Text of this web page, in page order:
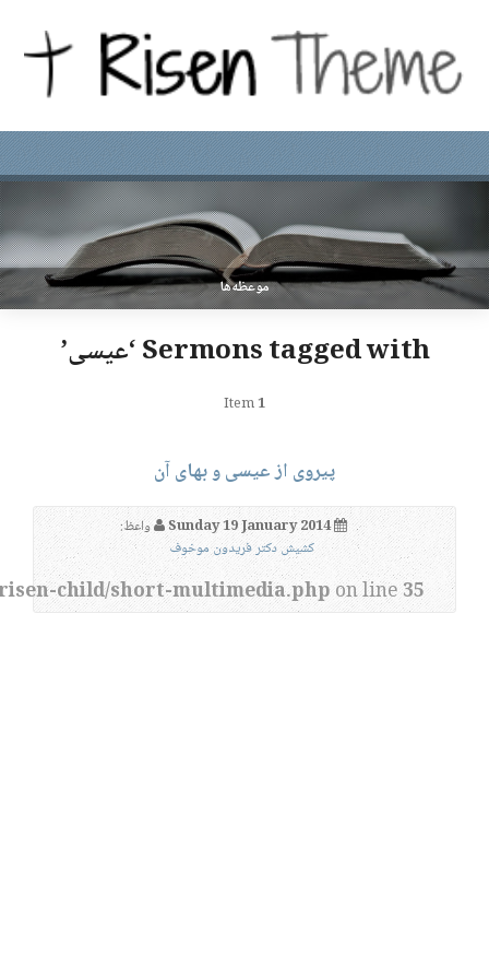
موعظه‌ها
Sermons tagged with ‘عیسی’
1
پیروی از عیسی و بهای آن
Sunday 19 January 2014
واعظ:
کشیش دکتر فریدون موخوف
child/short-multimedia.php on line 35